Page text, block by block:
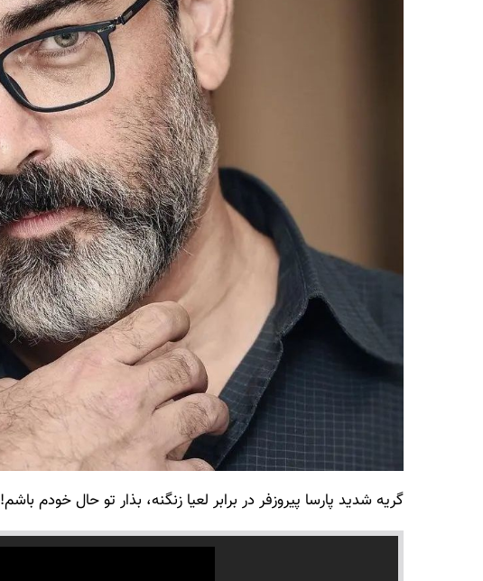
گریه شدید پارسا پیروزفر در برابر لعیا زنگنه، بذار تو حال خودم باشم!